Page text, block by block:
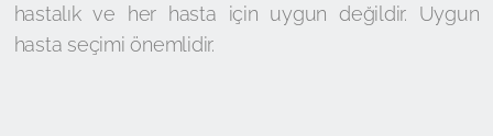
hastalık ve her hasta için uygun değildir. Uygun
hasta seçimi önemlidir.